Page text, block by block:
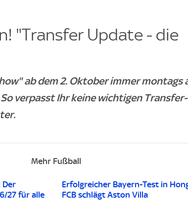
"Transfer Update - die
ab dem 2. Oktober immer montags
verpasst Ihr keine wichtigen
Mehr Fußball
Der
27 für alle
Erfolgreicher Bayern-Test in
FCB schlägt Aston Villa